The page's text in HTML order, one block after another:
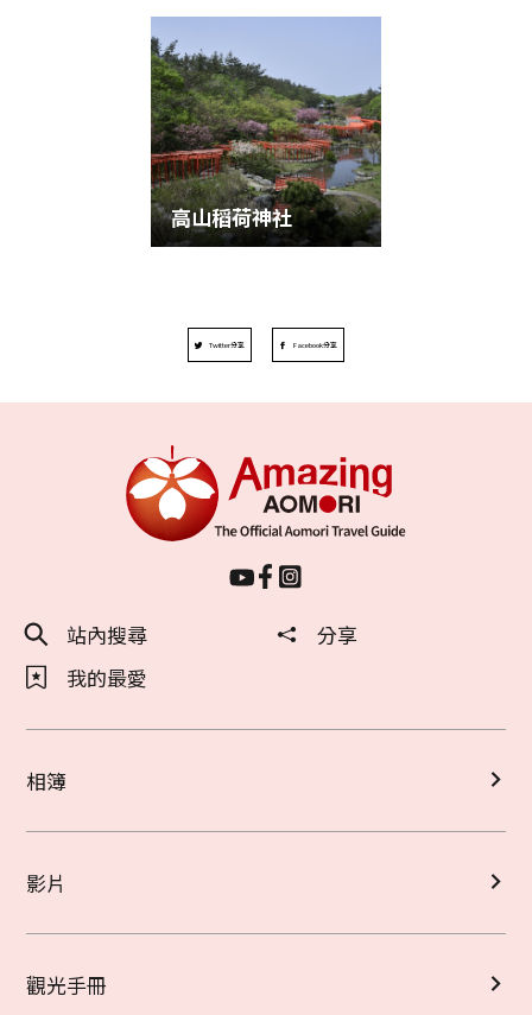
高山稻荷神社
Twitter分享 Facebook分享
站內搜尋
分享
我的最愛
相簿
影片
觀光手冊